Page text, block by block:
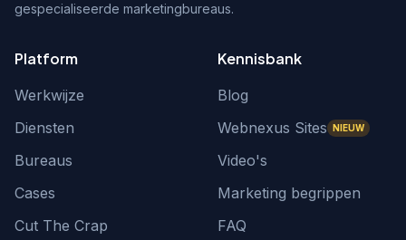
gespecialiseerde marketingbureaus.
Platform
Werkwijze
Diensten
Bureaus
Cases
Cut The Crap
Kennisbank
Blog
Webnexus Sites NIEUW
Video's
Marketing begrippen
FAQ